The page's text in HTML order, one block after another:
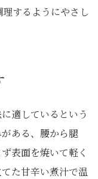
するようにやさし
適しているという
ある、腰から腿
表面を焼いて軽く
た甘辛い煮汁で温